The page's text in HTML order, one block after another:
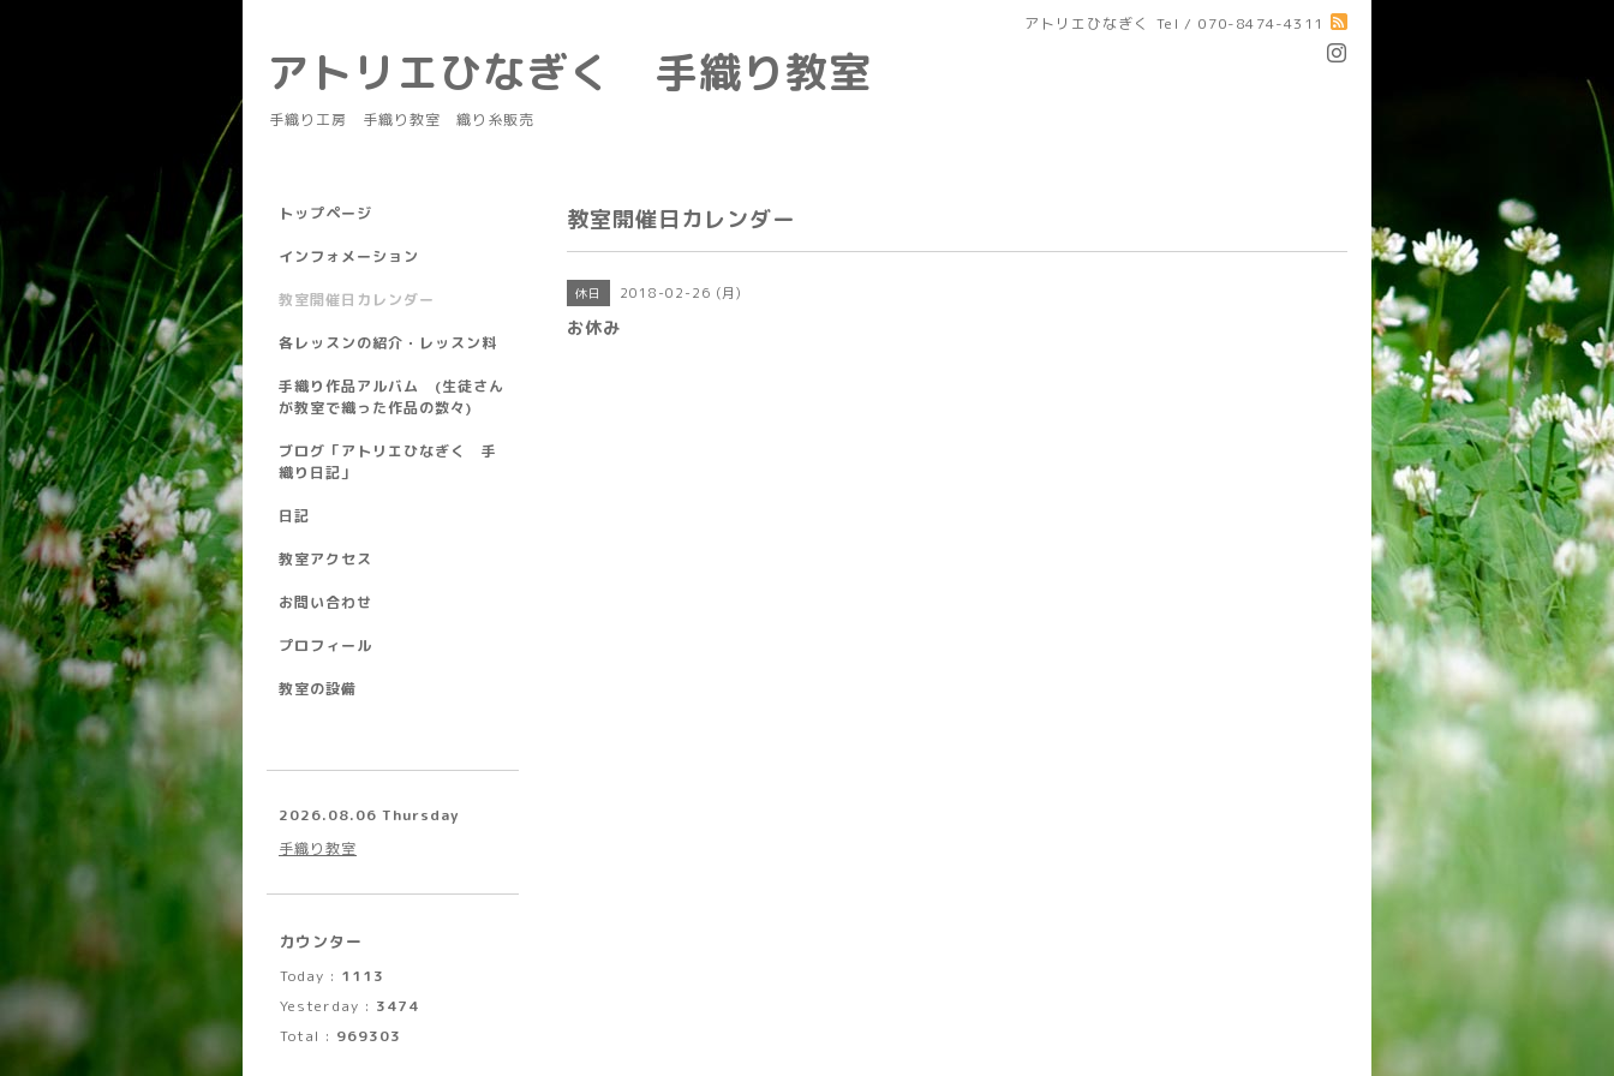
アトリエひなぎく Tel / 070-8474-4311
アトリエひなぎく 手織り教室
手織り工房 手織り教室 織り糸販売
教室開催日カレンダー
休日 2018-02-26 (月)
お休み
トップページ
インフォメーション
教室開催日カレンダー
各レッスンの紹介・レッスン料
手織り作品アルバム (生徒さん
が教室で織った作品の数々)
ブログ「アトリエひなぎく 手
織り日記」
日記
教室アクセス
お問い合わせ
プロフィール
教室の設備
2026.08.06 Thursday
手織り教室
カウンター
Today : 1113
Yesterday : 3474
Total : 969303